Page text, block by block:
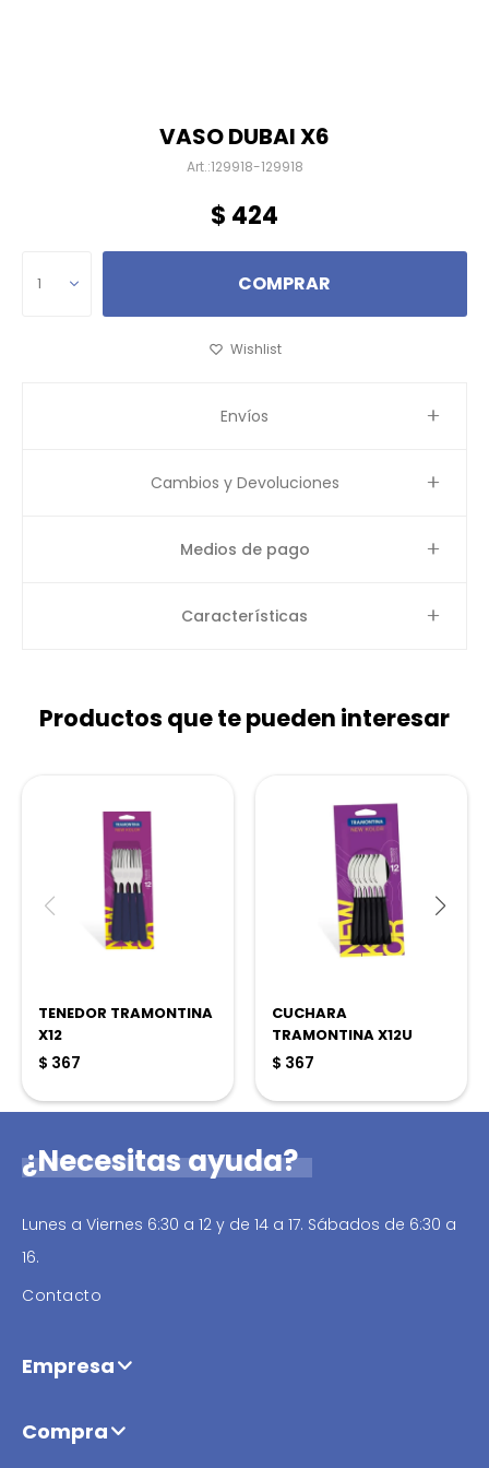
VASO DUBAI X6
129918-129918
$ 424
1 COMPRAR
Envíos
Cambios y Devoluciones
Medios de pago
Características
Productos que te pueden interesar
TENEDOR TRAMONTINA
X12
$ 367
CUCHARA
TRAMONTINA X12U
$ 367
¿Necesitas ayuda?
Lunes a Viernes 6:30 a 12 y de 14 a 17. Sábados de 6:30 a
16.
Contacto
Empresa
Compra